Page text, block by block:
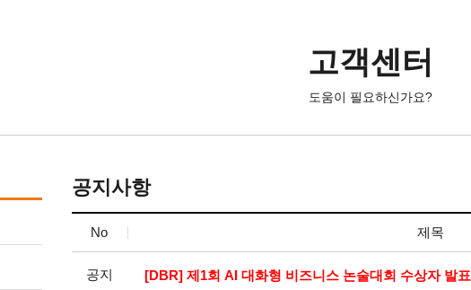
고객센터
도움이 필요하신가요?
공지사항
No 제목
공지 [DBR] 제1회 AI 대화형 비즈니스 논술대회 수상자 발표